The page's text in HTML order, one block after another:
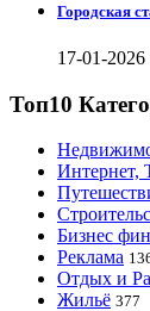
Городская
17-01-2026
Топ10
Интернет,
Бизнес
Реклама
Отдых и
Жильё 377